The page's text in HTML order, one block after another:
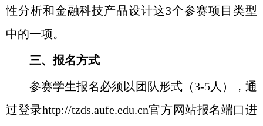
性分析和金融科技产品设计这3个参赛项目类型
中的一项。
三、报名方式
参赛学生报名必须以团队形式（3-5人），通
过登录http://tzds.aufe.edu.cn官方网站报名端口进